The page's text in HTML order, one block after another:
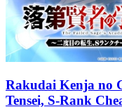
Rakudai Kenja no
Tensei, S-Rank